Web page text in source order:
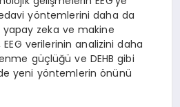
yöntemlerini daha da
yapay zeka ve makine
verilerinin analizini daha
güçlüğü ve DEHB gibi
yeni yöntemlerin önünü